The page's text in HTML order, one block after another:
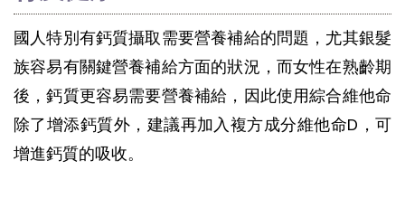
國人特別有鈣質攝取需要營養補給的問題，尤其銀髮
族容易有關鍵營養補給方面的狀況，而女性在熟齡期
後，鈣質更容易需要營養補給，因此使用綜合維他命
除了增添鈣質外，建議再加入複方成分維他命D，可
增進鈣質的吸收。